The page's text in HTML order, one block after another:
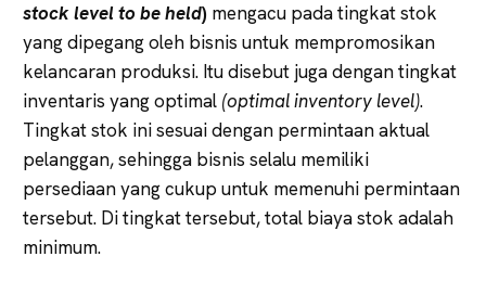
stock level to be held) mengacu pada tingkat stok
yang dipegang oleh bisnis untuk mempromosikan
kelancaran produksi. Itu disebut juga dengan tingkat
inventaris yang optimal (optimal inventory level).
Tingkat stok ini sesuai dengan permintaan aktual
pelanggan, sehingga bisnis selalu memiliki
persediaan yang cukup untuk memenuhi permintaan
tersebut. Di tingkat tersebut, total biaya stok adalah
minimum.